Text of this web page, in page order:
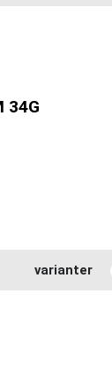
34G
varianter